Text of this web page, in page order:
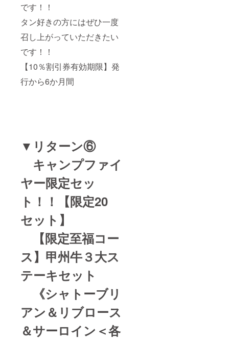
です！！
タン好きの方にはぜひ一度
召し上がっていただきたい
です！！
【10％割引券有効期限】発
行から6か月間
▼リターン⑥
キャンプファイ
ヤー限定セッ
ト！！【限定20
セット】
【限定至福コー
ス】甲州牛３大ス
テーキセット
《シャトーブリ
アン＆リブロース
＆サーロイン＜各